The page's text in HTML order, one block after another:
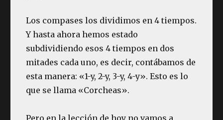
Los compases los dividimos en 4 tiempos.
Y hasta ahora hemos estado
subdividiendo esos 4 tiempos en dos
mitades cada uno, es decir, contábamos de
esta manera: «1-y, 2-y, 3-y, 4-y». Esto es lo
que se llama «Corcheas».
Pero en la lección de hoy no vamos a